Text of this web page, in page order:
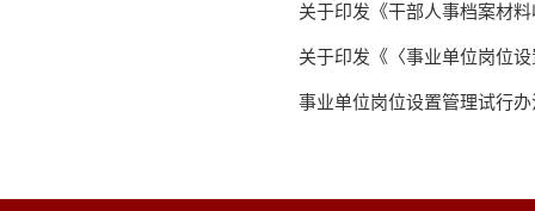
关于印发《干部人事档案材
关于印发《〈事业单位岗位
事业单位岗位设置管理试行